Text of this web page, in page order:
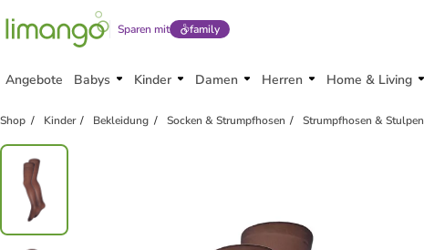
Sparen mit family
Angebote Babys Kinder Damen Herren Home & Living
Shop Kinder Bekleidung Socken & Strumpfhosen Strumpfhosen & Stulpen